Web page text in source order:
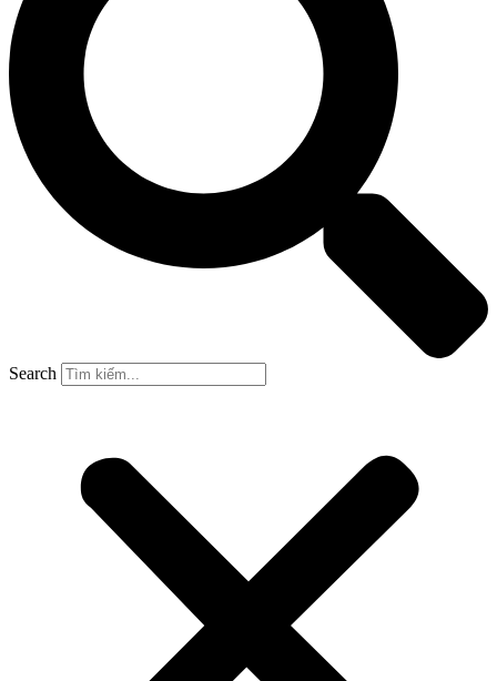
Search